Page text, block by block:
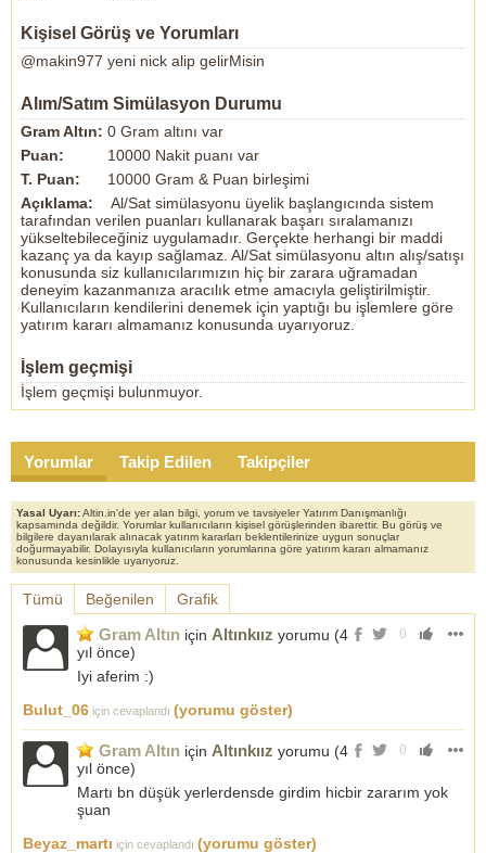
Kişisel Görüş ve Yorumları
@makin977 yeni nick alip gelirMisin
Alım/Satım Simülasyon Durumu
Gram Altın: 0 Gram altını var
Puan:
10000 Nakit puanı var
T. Puan:
10000 Gram & Puan birleşimi
Açıklama:
Al/Sat simülasyonu üyelik başlangıcında sistem
tarafından verilen puanları kullanarak başarı sıralamanızı
yükseltebileceğiniz uygulamadır. Gerçekte herhangi bir maddi
kazanç ya da kayıp sağlamaz. Al/Sat simülasyonu altın alış/satışı
konusunda siz kullanıcılarımızın hiç bir zarara uğramadan
deneyim kazanmanıza aracılık etme amacıyla geliştirilmiştir.
Kullanıcıların kendilerini denemek için yaptığı bu işlemlere göre
yatırım kararı almamanız konusunda uyarıyoruz.
İşlem geçmişi
İşlem geçmişi bulunmuyor.
Yorumlar Takip Edilen Takipçiler
Yasal Uyarı:Altin.in'de yer alan bilgi, yorum ve tavsiyeler Yatırım Danışmanlığı
kapsamında değildir. Yorumlar kullanıcıların kişisel görüşlerinden ibarettir. Bu görüş ve
bilgilere dayanılarak alınacak yatırım kararları beklentilerinize uygun sonuçlar
doğurmayabilir. Dolayısıyla kullanıcıların yorumlarına göre yatırım kararı almamanız
konusunda kesinlikle uyarıyoruz.
Tümü Beğenilen Grafik
0
Gram Altın için Altınkıız yorumu (4
yıl önce)
Iyi aferim :)
Bulut_06 için cevaplandı (yorumu göster)
0
Gram Altın için Altınkıız yorumu (4
yıl önce)
Martı bn düşük yerlerdensde girdim hicbir zararım yok
şuan
Beyaz_martı için cevaplandı (yorumu göster)